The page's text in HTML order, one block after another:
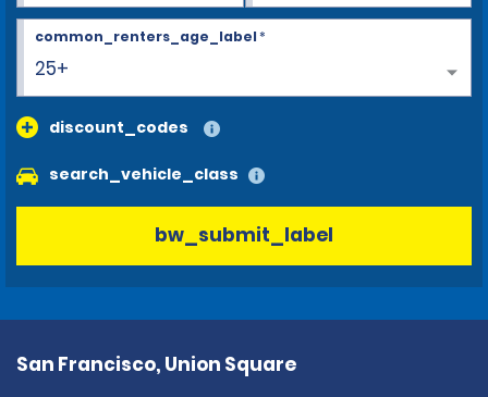
25+
common_renters_age_label*
discount_codes
search_vehicle_class
bw_submit_label
San Francisco, Union Square